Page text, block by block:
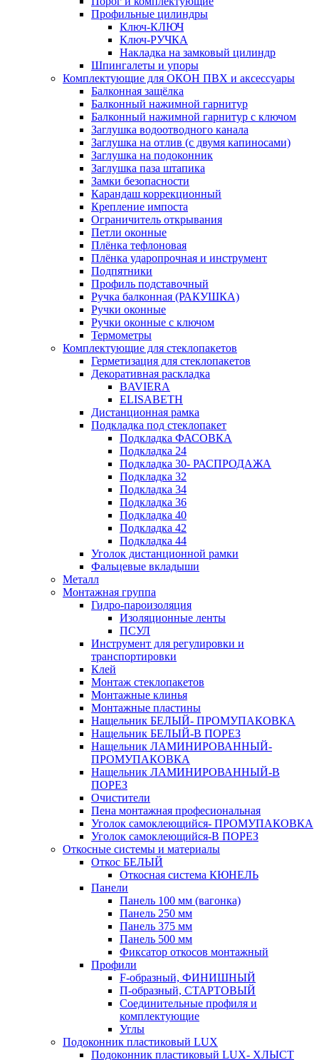
Профильные цилиндры
Ключ-КЛЮЧ
Ключ-РУЧКА
Накладка на замковый цилиндр
Шпингалеты и упоры
Комплектующие для ОКОН ПВХ и аксессуары
Балконная защёлка
Балконный нажимной гарнитур
Балконный нажимной гарнитур с ключом
Заглушка водоотводного канала
Заглушка на отлив (с двумя капиносами)
Заглушка на подоконник
Заглушка паза штапика
Замки безопасности
Карандаш коррекционный
Крепление импоста
Ограничитель открывания
Петли оконные
Плёнка тефлоновая
Плёнка ударопрочная и инструмент
Подпятники
Профиль подставочный
Ручка балконная (РАКУШКА)
Ручки оконные
Ручки оконные с ключом
Термометры
Комплектующие для стеклопакетов
Герметизация для стеклопакетов
Декоративная раскладка
BAVIERA
ELISABETH
Дистанционная рамка
Подкладка под стеклопакет
Подкладка ФАСОВКА
Подкладка 24
Подкладка 30- РАСПРОДАЖА
Подкладка 32
Подкладка 34
Подкладка 36
Подкладка 40
Подкладка 42
Подкладка 44
Уголок дистанционной рамки
Фальцевые вкладыши
Металл
Монтажная группа
Гидро-пароизоляция
Изоляционные ленты
ПСУЛ
Инструмент для регулировки и
транспортировки
Клей
Монтаж стеклопакетов
Монтажные клинья
Монтажные пластины
Нащельник БЕЛЫЙ- ПРОМУПАКОВКА
Нащельник БЕЛЫЙ-В ПОРЕЗ
Нащельник ЛАМИНИРОВАННЫЙ-
ПРОМУПАКОВКА
Нащельник ЛАМИНИРОВАННЫЙ-В
ПОРЕЗ
Очистители
Пена монтажная професиональная
Уголок самоклеющийся- ПРОМУПАКОВКА
Уголок самоклеющийся-В ПОРЕЗ
Откосные системы и материалы
Откос БЕЛЫЙ
Откосная система КЮНЕЛЬ
Панели
Панель 100 мм (вагонка)
Панель 250 мм
Панель 375 мм
Панель 500 мм
Фиксатор откосов монтажный
Профили
F-образный, ФИНИШНЫЙ
П-образный, СТАРТОВЫЙ
Соединительные профиля и
комплектующие
Углы
Подоконник пластиковый LUX
Подоконник пластиковый LUX- ХЛЫСТ